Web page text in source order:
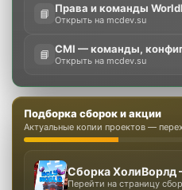
📘 Права и команды
Открыть на mcdev.su
📘 CMI — команды,
Открыть на mcdev.su
Подборка сборок и акции
Актуальные копии проектов —
Сборка ХолиВорлд
Перейти на страницу